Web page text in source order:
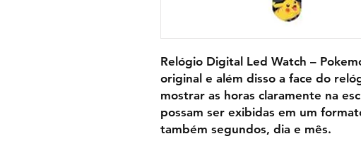
Relógio Digital Led Watch –
original e além disso a face do
mostrar as horas claramente na
possam ser exibidas em um
também segundos, dia e mês.